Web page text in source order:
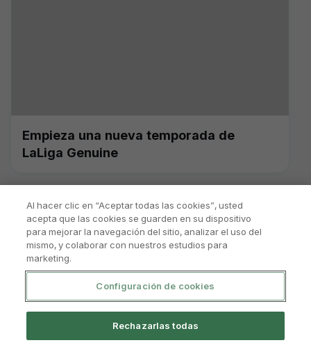
Empieza una nueva temporada de
LaLiga Genuine
Aviso Legal Y Condiciones De Uso
Al hacer clic en “Aceptar todas las cookies”, usted
acepta que las cookies se guarden en su dispositivo
para mejorar la navegación del sitio, analizar el uso del
mismo, y colaborar con nuestros estudios para
marketing.
Configuración de cookies
Rechazarlas todas